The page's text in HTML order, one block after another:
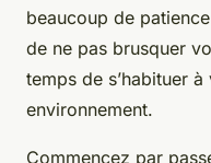
beaucoup de
de ne pas brusquer
temps de s’habituer
environnement.
Commencez par